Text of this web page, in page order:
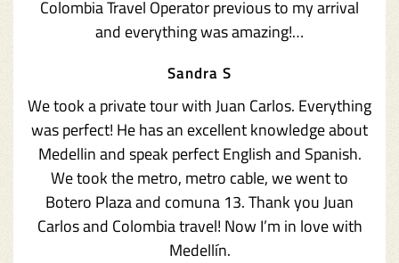
Colombia Travel Operator previous to my arrival
and everything was amazing!…
Sandra S
We took a private tour with Juan Carlos. Everything
was perfect! He has an excellent knowledge about
Medellin and speak perfect English and Spanish.
We took the metro, metro cable, we went to
Botero Plaza and comuna 13. Thank you Juan
Carlos and Colombia travel! Now I’m in love with
Medellín.